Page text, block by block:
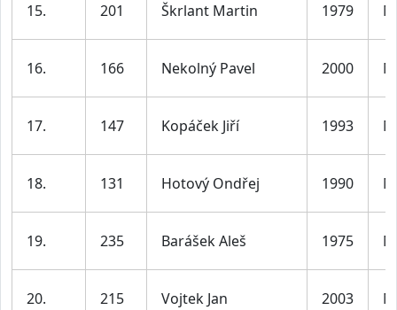
15. 201 Škrlant Martin 1979 M
16. 166 Nekolný Pavel 2000 M
17. 147 Kopáček Jiří 1993 M
18. 131 Hotový Ondřej 1990 M
19. 235 Barášek Aleš 1975 M
20. 215 Vojtek Jan 2003 M